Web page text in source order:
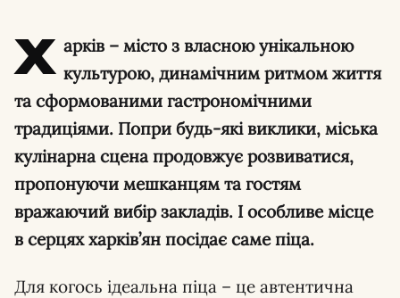
Х арків – місто з власною унікальною
культурою, динамічним ритмом життя
та сформованими гастрономічними
традиціями. Попри будь-які виклики, міська
кулінарна сцена продовжує розвиватися,
пропонуючи мешканцям та гостям
вражаючий вибір закладів. І особливе місце
в серцях харків’ян посідає саме піца.
Для когось ідеальна піца – це автентична